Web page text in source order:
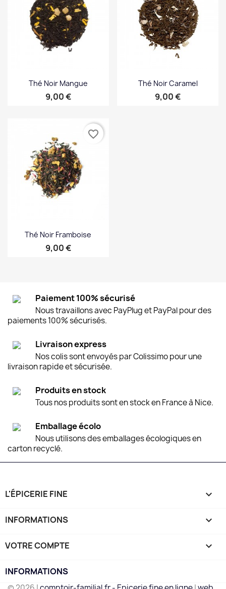
Thé Noir Mangue
Prix
9,00 €
Thé Noir Caramel
Prix
9,00 €
Thé Noir Framboise
Prix
9,00 €
favorite_border
Paiement 100% sécurisé
Nous travaillons avec PayPlug et PayPal pour des
paiements 100% sécurisés.
Livraison express
Nos colis sont envoyés par Colissimo pour une
livraison rapide et sécurisée.
Produits en stock
Tous nos produits sont en stock en France à Nice.
Emballage écolo
Nous utilisons des emballages écologiques en
carton recyclé.
L'ÉPICERIE FINE 
INFORMATIONS 
VOTRE COMPTE 
INFORMATIONS